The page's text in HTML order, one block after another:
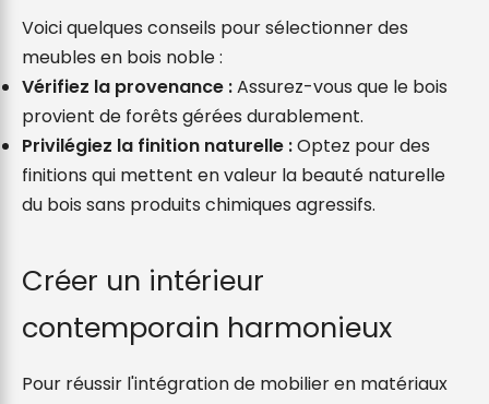
Voici quelques conseils pour sélectionner des
meubles en bois noble :
Vérifiez la provenance : Assurez-vous que le bois
provient de forêts gérées durablement.
Privilégiez la finition naturelle : Optez pour des
finitions qui mettent en valeur la beauté naturelle
du bois sans produits chimiques agressifs.
Créer un intérieur
contemporain harmonieux
Pour réussir l'intégration de mobilier en matériaux